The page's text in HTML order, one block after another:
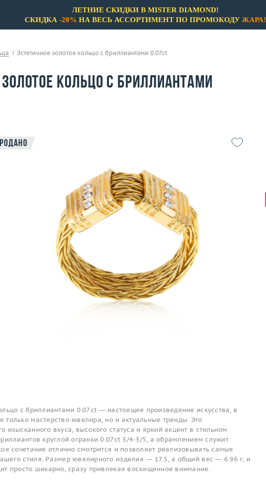
ЛЕТНИЕ СКИДКИ В MISTER DIAMOND!
СКИДКА -20% НА ВЕСЬ АССОРТИМЕНТ ПО ПРОМОКОДУ ЖАРА!
Эстетичное золотое кольцо с бриллиантами 0.07ct
золотое кольцо с бриллиантами
с бриллиантами 0.07ct — настоящее произведение искусства, в
только мастерство ювелира, но и актуальные тренды. Это
изысканного вкуса, высокого статуса и яркий акцент в стильном
круглой огранки 0.07ct 3/4-3/5, а обрамлением служит
сочетание отлично смотрится и позволяет реализовывать самые
стиля. Размер ювелирного изделия — 17.5, а общий вес — 6.96 г, и
просто шикарно, сразу привлекая восхищенное внимание.